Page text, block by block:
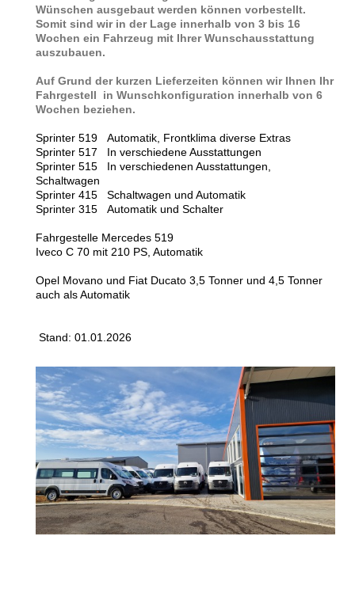
Wünschen ausgebaut werden können vorbestellt.
Somit sind wir in der Lage innerhalb von 3 bis 16
Wochen ein Fahrzeug mit Ihrer Wunschausstattung
auszubauen.
Auf Grund der kurzen Lieferzeiten können wir Ihnen Ihr
Fahrgestell in Wunschkonfiguration innerhalb von 6
Wochen beziehen.
Sprinter 519 Automatik, Frontklima diverse Extras
Sprinter 517 In verschiedene Ausstattungen
Sprinter 515 In verschiedenen Ausstattungen,
Schaltwagen
Sprinter 415 Schaltwagen und Automatik
Sprinter 315 Automatik und Schalter
Fahrgestelle Mercedes 519
Iveco C 70 mit 210 PS, Automatik
Opel Movano und Fiat Ducato 3,5 Tonner und 4,5 Tonner
auch als Automatik
Stand: 01.01.2026